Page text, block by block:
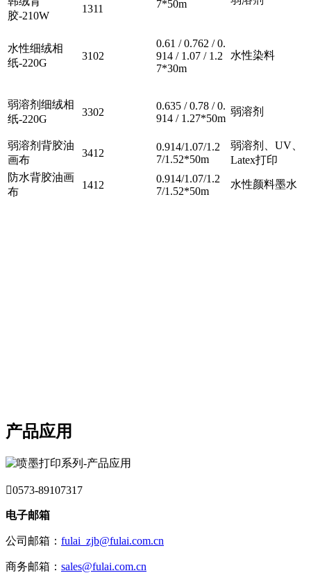
7*50m
胶-210W
1311
水性细绒相
纸-220G
3102
0.61 / 0.762 / 0.
914 / 1.07 / 1.2
7*30m
水性染料
弱溶剂细绒相
纸-220G
3302
0.635 / 0.78 / 0.
914 / 1.27*50m
弱溶剂
弱溶剂背胶油
画布
3412
0.914/1.07/1.2
7/1.52*50m
弱溶剂、UV、
Latex打印
防水背胶油画
布
1412
0.914/1.07/1.2
7/1.52*50m
水性颜料墨水
产品应用
0573-89107317
电子邮箱
公司邮箱： fulai_zjb@fulai.com.cn
商务邮箱： sales@fulai.com.cn